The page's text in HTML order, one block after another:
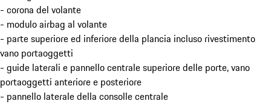
- corona del volante
- modulo airbag al volante
- parte superiore ed inferiore della plancia incluso rivestimento
vano portaoggetti
- guide laterali e pannello centrale superiore delle porte, vano
portaoggetti anteriore e posteriore
- pannello laterale della consolle centrale